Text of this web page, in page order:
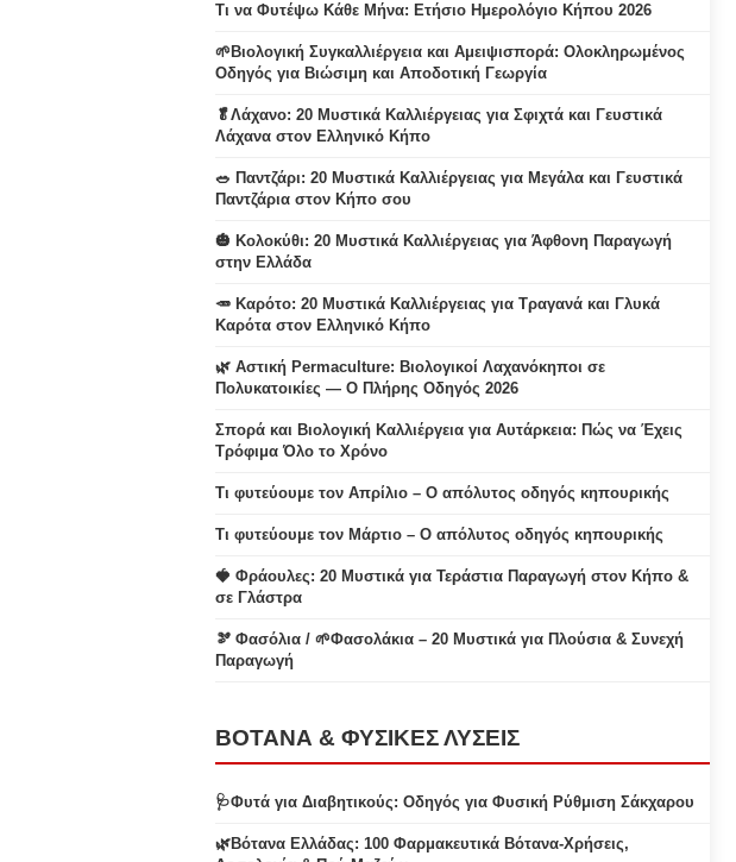
Τι να Φυτέψω Κάθε Μήνα: Ετήσιο Ημερολόγιο Κήπου 2026
🌱Βιολογική Συγκαλλιέργεια και Αμειψισπορά: Ολοκληρωμένος
Οδηγός για Βιώσιμη και Αποδοτική Γεωργία
🥬Λάχανο: 20 Μυστικά Καλλιέργειας για Σφιχτά και Γευστικά
Λάχανα στον Ελληνικό Κήπο
🥗 Παντζάρι: 20 Μυστικά Καλλιέργειας για Μεγάλα και Γευστικά
Παντζάρια στον Κήπο σου
🎃 Κολοκύθι: 20 Μυστικά Καλλιέργειας για Άφθονη Παραγωγή
στην Ελλάδα
🥕 Καρότο: 20 Μυστικά Καλλιέργειας για Τραγανά και Γλυκά
Καρότα στον Ελληνικό Κήπο
🌿 Αστική Permaculture: Βιολογικοί Λαχανόκηποι σε
Πολυκατοικίες — Ο Πλήρης Οδηγός 2026
Σπορά και Βιολογική Καλλιέργεια για Αυτάρκεια: Πώς να Έχεις
Τρόφιμα Όλο το Χρόνο
Τι φυτεύουμε τον Απρίλιο – Ο απόλυτος οδηγός κηπουρικής
Τι φυτεύουμε τον Μάρτιο – Ο απόλυτος οδηγός κηπουρικής
🍓 Φράουλες: 20 Μυστικά για Τεράστια Παραγωγή στον Κήπο &
σε Γλάστρα
🫘 Φασόλια / 🌱Φασολάκια – 20 Μυστικά για Πλούσια & Συνεχή
Παραγωγή
ΒΟΤΑΝΑ & ΦΥΣΙΚΕΣ ΛΥΣΕΙΣ
🩺Φυτά για Διαβητικούς: Οδηγός για Φυσική Ρύθμιση Σάκχαρου
🌿Βότανα Ελλάδας: 100 Φαρμακευτικά Βότανα-Χρήσεις,